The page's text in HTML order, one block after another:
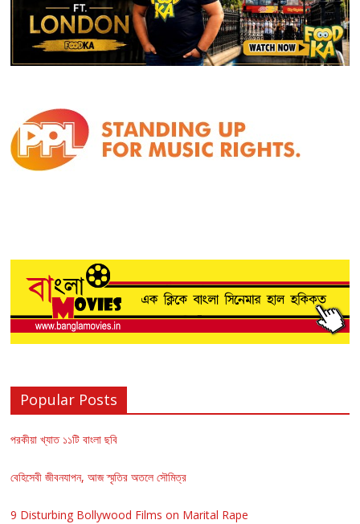
Popular Posts
পরকীয়া খ্যাত ১১টি বাংলা ছবি
বেহিসেবী জীবনযাপন, আজ স্মৃতির অতলে সৌমিত্র
9 Disturbing Bollywood Films on Marital Rape